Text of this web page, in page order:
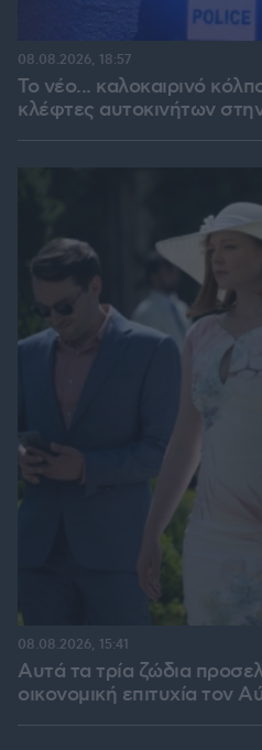
Το νέο... καλοκαιρινό
κλέφτες αυτοκινήτων
08.08.2026, 18:57
Αυτά τα τρία ζώδια
οικονομική επιτυχία τον
08.08.2026, 15:41